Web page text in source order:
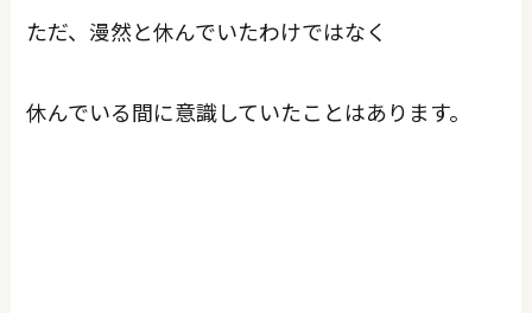
ただ、漫然と休んでいたわけではなく
休んでいる間に意識していたことはあります。